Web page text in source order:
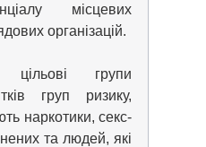
місцевих
організацій.
групи
груп ризику,
наркотики, секс-
та людей, які